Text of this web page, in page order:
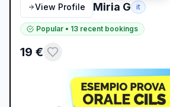
View Profile Miria G it
Popular • 13 recent bookings
19 €